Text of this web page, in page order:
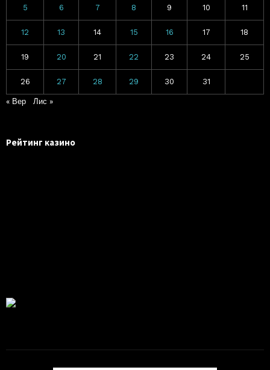
5 6 7 8 9 10 11
12 13 14 15 16 17 18
19 20 21 22 23 24 25
26 27 28 29 30 31
« Вер Лис »
Рейтинг казино